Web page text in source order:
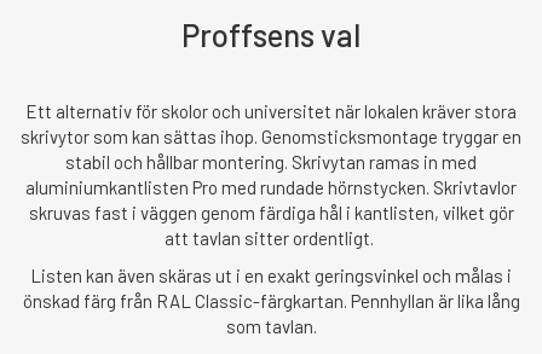
Proffsens val
Ett alternativ för skolor och universitet när lokalen kräver stora
skrivytor som kan sättas ihop. Genomsticksmontage tryggar en
stabil och hållbar montering. Skrivytan ramas in med
aluminiumkantlisten Pro med rundade hörnstycken. Skrivtavlor
skruvas fast i väggen genom färdiga hål i kantlisten, vilket gör
att tavlan sitter ordentligt.
Listen kan även skäras ut i en exakt geringsvinkel och målas i
önskad färg från RAL Classic-färgkartan. Pennhyllan är lika lång
som tavlan.